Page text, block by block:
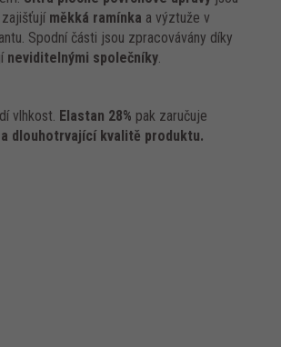
měkká ramínka a výztuže v
Spodní části jsou zpracovávány díky
neviditelnými společníky.
vlhkost. Elastan 28% pak zaručuje
dlouhotrvající kvalitě produktu.